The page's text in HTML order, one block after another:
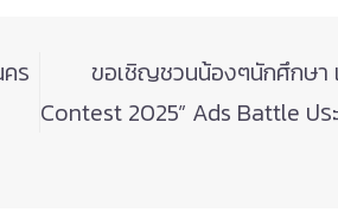
ร
ขอเชิญชวนน้องๆนักศึกษา
Contest 2025” Ads Battle ป